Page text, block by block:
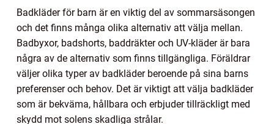
Badkläder för barn är en viktig del av sommarsäsongen
och det finns många olika alternativ att välja mellan.
Badbyxor, badshorts, baddräkter och UV-kläder är bara
några av de alternativ som finns tillgängliga. Föräldrar
väljer olika typer av badkläder beroende på sina barns
preferenser och behov. Det är viktigt att välja badkläder
som är bekväma, hållbara och erbjuder tillräckligt med
skydd mot solens skadliga strålar.